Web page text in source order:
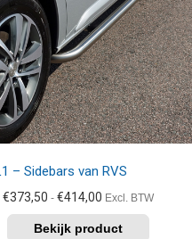
op
de
productpagina
– Sidebars van RVS
€373,50 - €414,00 Prijsklasse:
tot
Excl. BTW